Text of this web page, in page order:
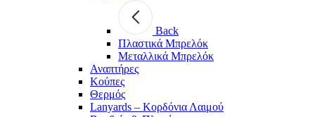
Back
Πλαστικά Μπρελόκ
Μεταλλικά Μπρελόκ
Αναπτήρες
Κούπες
Θερμός
Lanyards – Kορδόνια Λαιμού